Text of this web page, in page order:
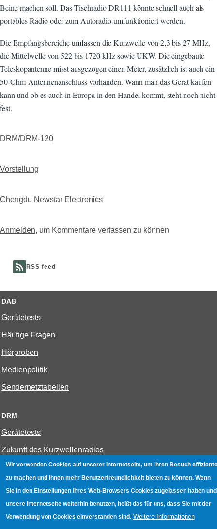
Beine machen soll. Das Tischradio DR111 könnte schnell auch als
portables Radio oder zum Autoradio umfunktioniert werden.
Die Empfangsbereiche umfassen die Kurzwelle von 2,3 bis 27 MHz,
die Mittelwelle von 522 bis 1720 kHz sowie UKW. Die eingebaute
Teleskopantenne misst ausgezogen einen Meter, zusätzlich ist auch ein
50-Ohm-Antennenanschluss vorhanden. Wann man das Gerät kaufen
kann und ob es auch in Europa in den Handel kommt, steht noch nicht
fest.
DRM/DRM-120
Vorstellung
Chengdu Newstar Electronics
Anmelden, um Kommentare verfassen zu können
RSS feed
DAB
Gerätetests
Häufige Fragen
Hörproben
Medienpolitik
Sendernetztabellen
DRM
Gerätetests
Zukunft des Kurzwellenradios
W-LAN
Bestenliste
Wir verwenden Cookies auf unserer Internetseite, um Ihren Besuch
zu machen und Ihnen mehr Benutzerfreundlichkeit bieten zu können. Wenn
Sie in den Einstellungen Ihres Web-Browsers Cookies zugelassen haben und
unsere Internetseite weiterhin benutzen, heißt das für uns, dass Sie mit der
Verwendung von Cookies einverstanden sind. Weitere Informationen